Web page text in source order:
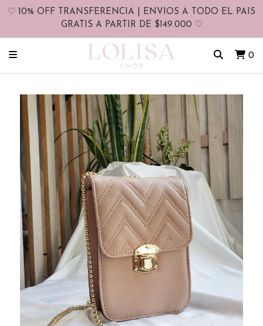
♡ 10% OFF TRANSFERENCIA | ENVIOS A TODO EL PAIS
GRATIS A PARTIR DE $149.000 ♡
0